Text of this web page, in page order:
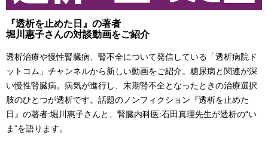
『透析を止めた日』の著者
堀川惠子さんの対談動画をご紹介
透析治療や慢性腎臓病、腎不全について発信している「透析病院ド
ットコム」チャンネルから新しい動画をご紹介。糖尿病と関連が深
い慢性腎臓病。病気が進行し、末期腎不全となったときの治療選択
肢のひとつが透析です。話題のノンフィクション『透析を止めた
日』の著者:堀川惠子さんと、腎臓内科医:石田真理先生が透析の“い
ま”を語ります。